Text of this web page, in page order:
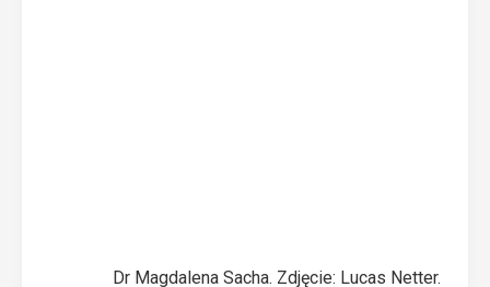
Dr Magdalena Sacha. Zdjęcie: Lucas Netter.